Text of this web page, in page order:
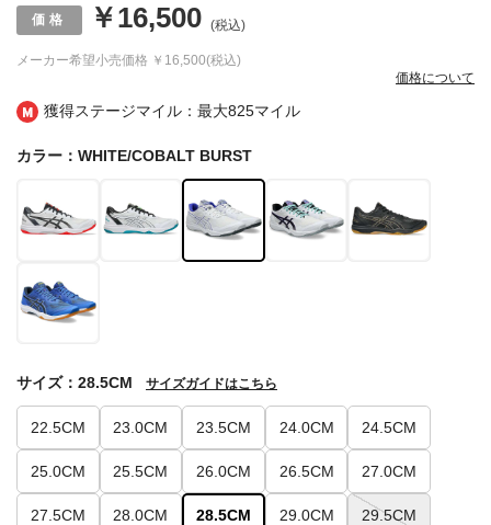
獲得ステージマイル：最大825マイル
メーカー希望小売価格 ￥16,500(税込)
￥16,500 (税込)
価格について
カラー：WHITE/COBALT BURST
22.5CM 23.0CM 23.5CM 24.0CM 24.5CM
25.0CM 25.5CM 26.0CM 26.5CM 27.0CM
27.5CM 28.0CM 28.5CM 29.0CM 29.5CM
サイズ：28.5CM サイズガイドはこちら